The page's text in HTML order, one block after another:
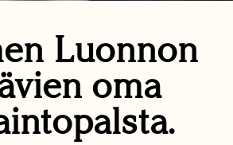
Luonnon
oma